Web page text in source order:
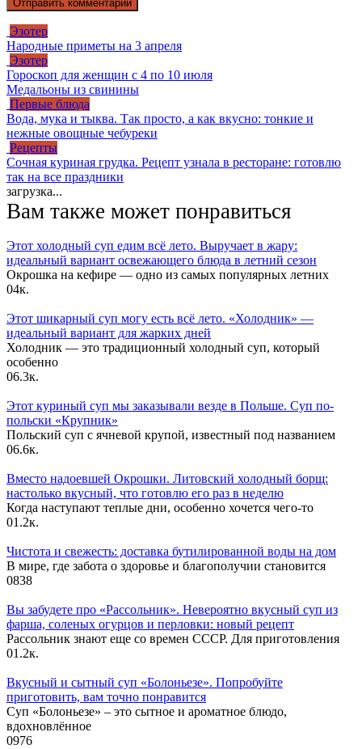
Эзотер
Народные приметы на 3 апреля
Эзотер
Гороскоп для женщин с 4 по 10 июля
Медальоны из свинины
Первые блюда
Вода, мука и тыква. Так просто, а как вкусно: тонкие и
нежные овощные чебуреки
Рецепты
Сочная куриная грудка. Рецепт узнала в ресторане: готовлю
так на все праздники
загрузка...
Вам также может понравиться
Этот холодный суп едим всё лето. Выручает в жару:
идеальный вариант освежающего блюда в летний сезон
Окрошка на кефире — одно из самых популярных летних
04к.
Этот шикарный суп могу есть всё лето. «Холодник» —
идеальный вариант для жарких дней
Холодник — это традиционный холодный суп, который
особенно
06.3к.
Этот куриный суп мы заказывали везде в Польше. Суп по-
польски «Крупник»
Польский суп с ячневой крупой, известный под названием
06.6к.
Вместо надоевшей Окрошки. Литовский холодный борщ:
настолько вкусный, что готовлю его раз в неделю
Когда наступают теплые дни, особенно хочется чего-то
01.2к.
Чистота и свежесть: доставка бутилированной воды на дом
В мире, где забота о здоровье и благополучии становится
0838
Вы забудете про «Рассольник». Невероятно вкусный суп из
фарша, соленых огурцов и перловки: новый рецепт
Рассольник знают еще со времен СССР. Для приготовления
01.2к.
Вкусный и сытный cуп «Болоньезе». Попробуйте
приготовить, вам точно понравится
Суп «Болоньезе» – это сытное и ароматное блюдо,
вдохновлённое
0976